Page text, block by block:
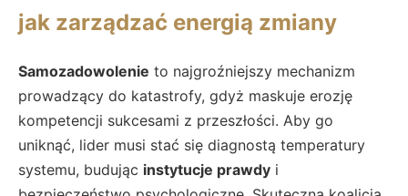
jak zarządzać energią zmiany
Samozadowolenie to najgroźniejszy mechanizm
prowadzący do katastrofy, gdyż maskuje erozję
kompetencji sukcesami z przeszłości. Aby go
uniknąć, lider musi stać się diagnostą temperatury
systemu, budując instytucje prawdy i